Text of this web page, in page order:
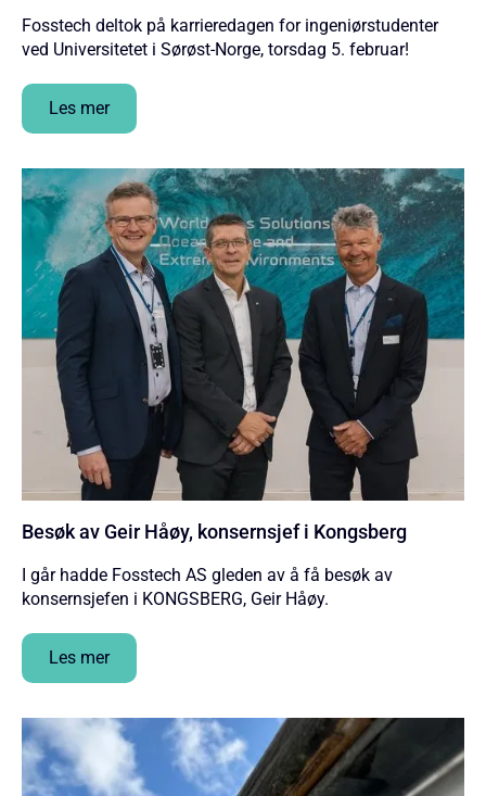
Fosstech deltok på karrieredagen for ingeniørstudenter
ved Universitetet i Sørøst-Norge, torsdag 5. februar!
Les mer
Besøk av Geir Håøy, konsernsjef i Kongsberg
I går hadde Fosstech AS gleden av å få besøk av
konsernsjefen i KONGSBERG, Geir Håøy.
Les mer